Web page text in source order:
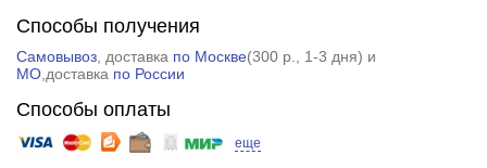
Способы получения
Самовывоз, доставка по Москве(300 р.
, 1-3 дня) и
МО,доставка по России
Способы оплаты
еще